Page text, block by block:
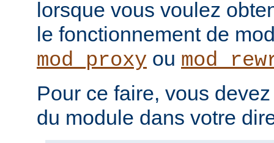
lorsque vous voulez
le fonctionnement de
mod_proxy ou
Pour ce faire, vous
du module dans votre